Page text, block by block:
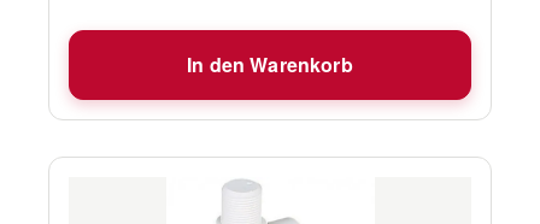
In den Warenkorb